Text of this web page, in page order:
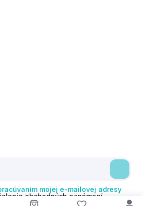
mojej e-mailovej adresy
obchodných oznámení
súlade s čl. 6 ods. 1 písm. a)